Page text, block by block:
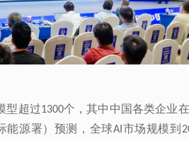
型超过1300个，其中中国各类企业
能源署）预测，全球AI 市场规模到